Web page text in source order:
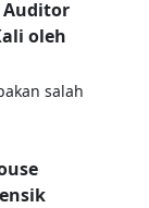
Auditor
oleh
salah